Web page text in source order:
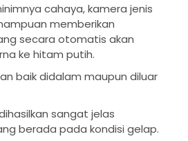
cahaya, kamera jenis
memberikan
secara otomatis akan
ke hitam putih.
baik didalam maupun diluar
sangat jelas
berada pada kondisi gelap.